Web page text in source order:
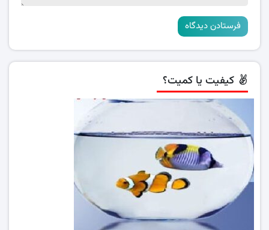
کیفیت یا کمیت؟